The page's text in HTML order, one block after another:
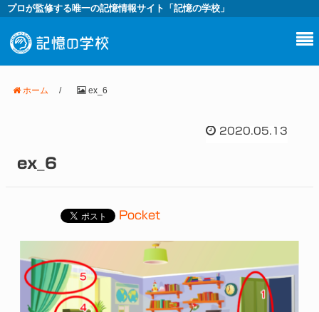
プロが監修する唯一の記憶情報サイト「記憶の学校」
ホーム / ex_6
2020.05.13
ex_6
Pocket